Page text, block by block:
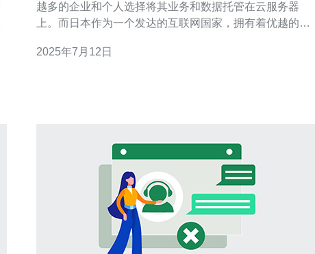
越多的企业和个人选择将其业务和数据托管在云服务器
上。而日本作为一个发达的互联网国家，拥有着优越的网
地。在选择日本云服务器时，如何选择一款性价比高的cn2
2025年7月12日